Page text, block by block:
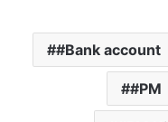
#Bank account
#PM